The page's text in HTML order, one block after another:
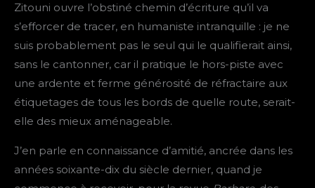
Zitouni ouvre l’obstiné chemin d’écriture qu’il va
s’efforcer de tracer, en humaniste intranquille : je ne
suis probablement pas le seul qui le qualifierait ainsi,
sans le cantonner, car il pratique le hors-piste avec
une ardente et ferme générosité de réfractaire aux
étiquetages de tous les bords de quelle route, serait-
elle des mieux aménageable.
J’en parle en connaissance d’amitié, ancrée dans les
années soixante-dix du siècle dernier, quand je